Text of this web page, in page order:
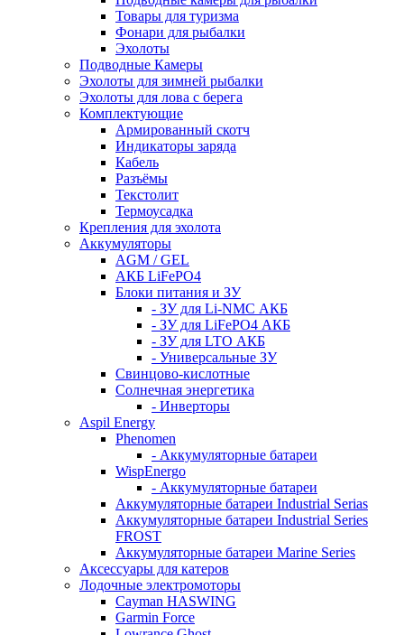
Товары для туризма
Фонари для рыбалки
Эхолоты
Подводные Камеры
Эхолоты для зимней рыбалки
Эхолоты для лова с берега
Комплектующие
Армированный скотч
Индикаторы заряда
Кабель
Разъёмы
Текстолит
Термоусадка
Крепления для эхолота
Аккумуляторы
AGM / GEL
АКБ LiFePO4
Блоки питания и ЗУ
- ЗУ для Li-NMC АКБ
- ЗУ для LiFePO4 АКБ
- ЗУ для LTO АКБ
- Универсальные ЗУ
Свинцово-кислотные
Солнечная энергетика
- Инверторы
Aspil Energy
Phenomen
- Аккумуляторные батареи
WispEnergo
- Аккумуляторные батареи
Аккумуляторные батареи Industrial Serias
Аккумуляторные батареи Industrial Series
FROST
Аккумуляторные батареи Marine Series
Аксессуары для катеров
Лодочные электромоторы
Cayman HASWING
Garmin Force